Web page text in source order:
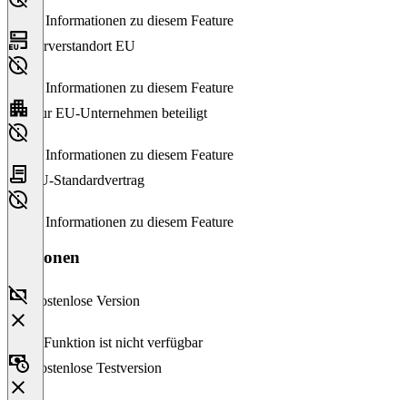
Keine Informationen zu diesem Feature
Serverstandort EU
Keine Informationen zu diesem Feature
Nur EU-Unternehmen beteiligt
Keine Informationen zu diesem Feature
EU-Standardvertrag
Keine Informationen zu diesem Feature
Versionen
Kostenlose Version
Diese Funktion ist nicht verfügbar
Kostenlose Testversion